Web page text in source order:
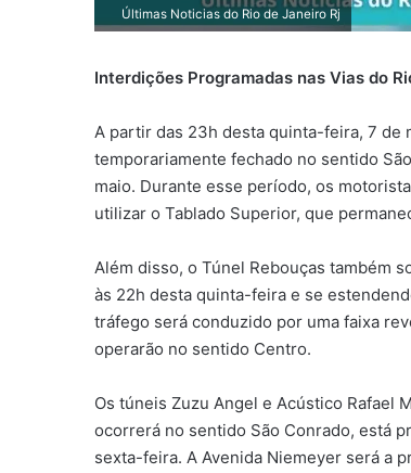
Últimas Noticias do Rio de Janeiro Rj
Interdições Programadas nas Vias do
A partir das 23h desta quinta-feira, 7 de
temporariamente fechado no sentido
maio. Durante esse período, os
utilizar o Tablado Superior, que
Além disso, o Túnel Rebouças também
às 22h desta quinta-feira e se
tráfego será conduzido por uma faixa
operarão no sentido Centro.
Os túneis Zuzu Angel e Acústico Rafael
ocorrerá no sentido São Conrado, está
sexta-feira. A Avenida Niemeyer será a